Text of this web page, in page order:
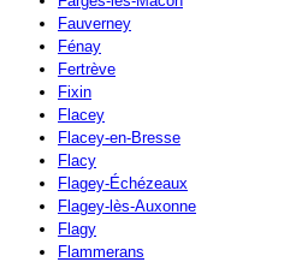
Fauverney
Fénay
Fertrève
Fixin
Flacey
Flacey-en-Bresse
Flacy
Flagey-Échézeaux
Flagey-lès-Auxonne
Flagy
Flammerans